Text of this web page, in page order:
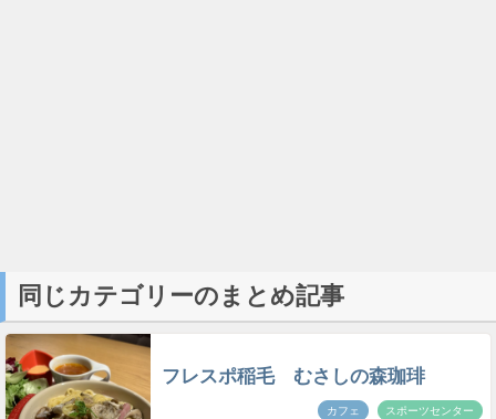
同じカテゴリーのまとめ記事
フレスポ稲毛 むさしの森珈琲
カフェ スポーツセンター